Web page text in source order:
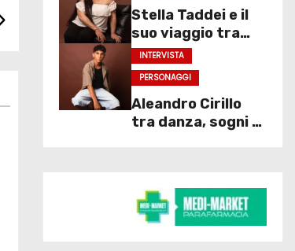
Stella Taddei e il
suo viaggio tra
moda, arte e
spettacolo
INTERVISTA
PERSONAGGI
Aleandro Cirillo
tra danza, sogni e